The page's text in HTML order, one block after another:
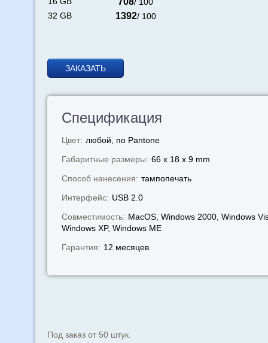
32 GB
1392/ 100
ЗАКАЗАТЬ
Спецификация
Цвет: любой, по Pantone
Габаритные размеры: 66 x 18 x 9 mm
Способ нанесения: тампопечать
Интерфейс: USB 2.0
Совместимость: MacOS, Windows 2000, Windows
Windows XP, Windows МЕ
Гарантия: 12 месяцев
Под заказ от 50 штук.